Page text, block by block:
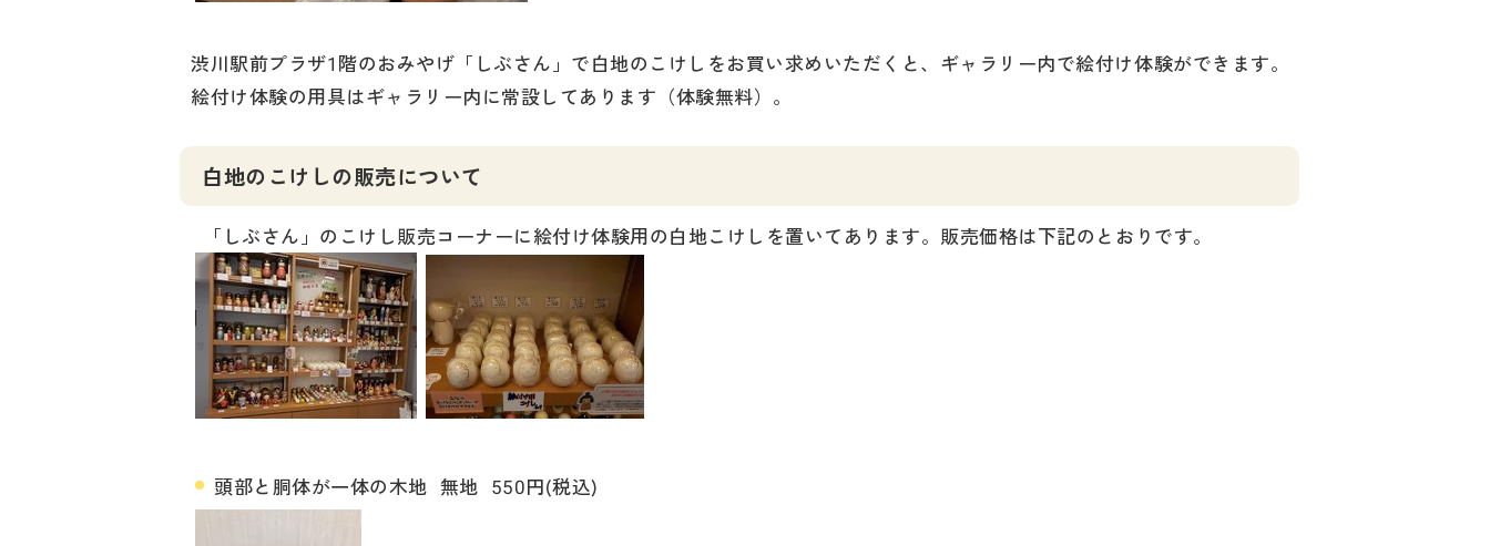
渋川駅前プラザ1階のおみやげ「しぶさん」で白地のこけしをお買い求めいただくと、ギャラリー内で絵付け体験ができます。
絵付け体験の用具はギャラリー内に常設してあります（体験無料）。
白地のこけしの販売について
「しぶさん」のこけし販売コーナーに絵付け体験用の白地こけしを置いてあります。販売価格は下記のとおりです。
頭部と胴体が一体の木地 無地 550円(税込)